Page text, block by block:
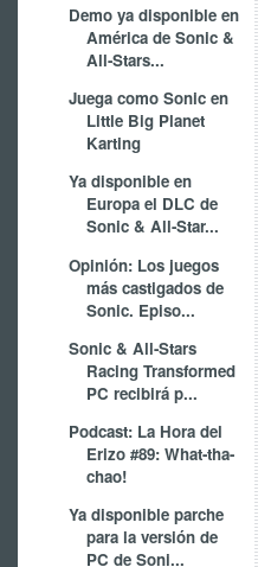
Demo ya disponible en
América de Sonic &
All-Stars...
Juega como Sonic en
Little Big Planet
Karting
Ya disponible en
Europa el DLC de
Sonic & All-Star...
Opinión: Los juegos
más castigados de
Sonic. Episo...
Sonic & All-Stars
Racing Transformed
PC recibirá p...
Podcast: La Hora del
Erizo #89: What-tha-
chao!
Ya disponible parche
para la versión de
PC de Soni...